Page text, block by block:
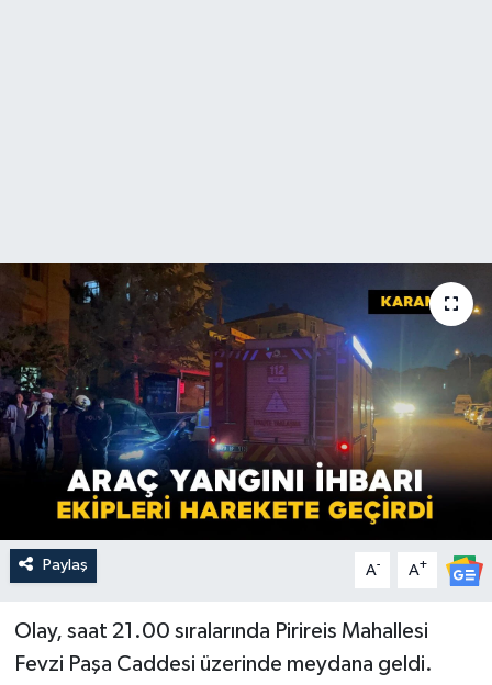
Paylaş A- A+
Olay, saat 21.00 sıralarında Pirireis Mahallesi
Fevzi Paşa Caddesi üzerinde meydana geldi.